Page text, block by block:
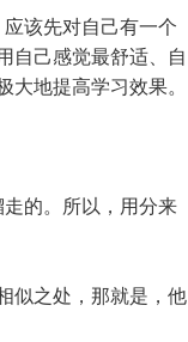
该先对自己有一个
自己感觉最舒适、自
地提高学习效果。
的。所以，用分来
似之处，那就是，他